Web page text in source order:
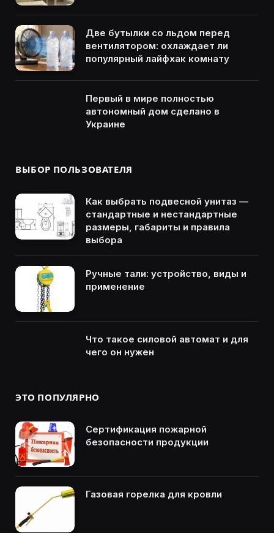
Две бутылки со льдом перед
вентилятором: охлаждает ли
популярный лайфхак комнату
Первый в мире полностью
автономный дом сделано в
Украине
ВЫБОР ПОЛЬЗОВАТЕЛЯ
Как выбрать подвесной унитаз —
стандартные и нестандартные
размеры, габариты и правила
выбора
Ручные тали: устройство, виды и
применение
Что такое силовой автомат и для
чего он нужен
ЭТО ПОПУЛЯРНО
Сертификация пожарной
безопасности продукции
Газовая горелка для кровли